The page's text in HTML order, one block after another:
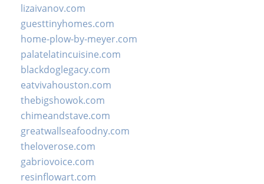
lizaivanov.com
guesttinyhomes.com
home-plow-by-meyer.com
palatelatincuisine.com
blackdoglegacy.com
eatvivahouston.com
thebigshowok.com
chimeandstave.com
greatwallseafoodny.com
theloverose.com
gabriovoice.com
resinflowart.com